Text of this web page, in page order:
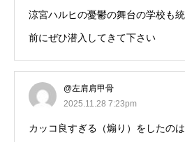
涼宮ハルヒの憂鬱の舞台の学校も
前にぜひ潜入してきて下さい
@左肩肩甲骨
2025.11.28 7:23pm
カッコ良すぎる（煽り）をしたの